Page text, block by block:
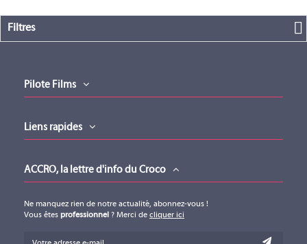
Filtres
Pilote Films
Liens rapides
ACCRO, la lettre d'info du Croco
Ne manquez rien de notre actualité, abonnez-vous !
Vous êtes professionnel ? Merci de cliquer ici